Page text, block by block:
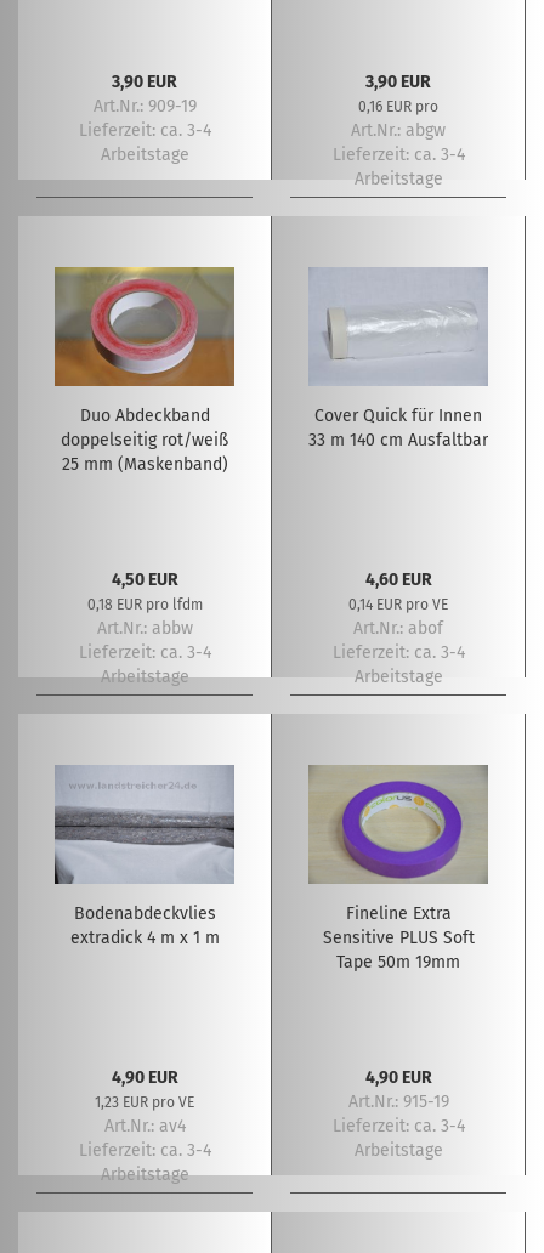
3,90 EUR
Art.Nr.: 909-19
Lieferzeit: ca. 3-4
Arbeitstage
3,90 EUR
0,16 EUR pro
Art.Nr.: abgw
Lieferzeit: ca. 3-4
Arbeitstage
Duo Abdeckband
doppelseitig rot/weiß
25 mm (Maskenband)
4,50 EUR
0,18 EUR pro lfdm
Art.Nr.: abbw
Lieferzeit: ca. 3-4
Arbeitstage
Cover Quick für Innen
33 m 140 cm Ausfaltbar
4,60 EUR
0,14 EUR pro VE
Art.Nr.: abof
Lieferzeit: ca. 3-4
Arbeitstage
Bodenabdeckvlies
extradick 4 m x 1 m
4,90 EUR
1,23 EUR pro VE
Art.Nr.: av4
Lieferzeit: ca. 3-4
Arbeitstage
Fineline Extra
Sensitive PLUS Soft
Tape 50m 19mm
4,90 EUR
Art.Nr.: 915-19
Lieferzeit: ca. 3-4
Arbeitstage